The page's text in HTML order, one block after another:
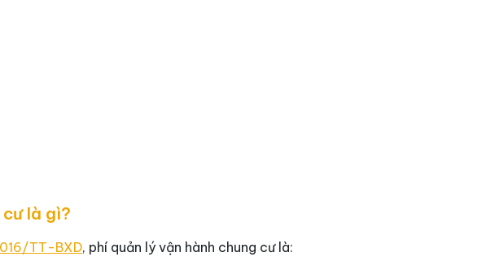
cư là gì?
TT-BXD, phí quản lý vận hành chung cư là: